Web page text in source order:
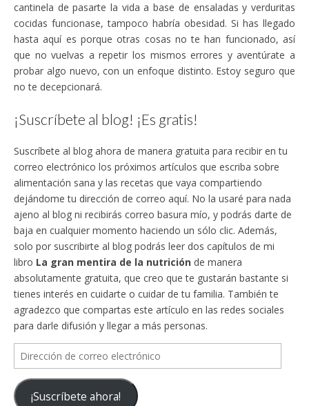
cantinela de pasarte la vida a base de ensaladas y verduritas
cocidas funcionase, tampoco habría obesidad. Si has llegado
hasta aquí es porque otras cosas no te han funcionado, así
que no vuelvas a repetir los mismos errores y aventúrate a
probar algo nuevo, con un enfoque distinto. Estoy seguro que
no te decepcionará.
¡Suscríbete al blog! ¡Es gratis!
Suscríbete al blog ahora de manera gratuita para recibir en tu
correo electrónico los próximos artículos que escriba sobre
alimentación sana y las recetas que vaya compartiendo
dejándome tu dirección de correo aquí. No la usaré para nada
ajeno al blog ni recibirás correo basura mío, y podrás darte de
baja en cualquier momento haciendo un sólo clic. Además,
solo por suscribirte al blog podrás leer dos capítulos de mi
libro La gran mentira de la nutrición de manera
absolutamente gratuita, que creo que te gustarán bastante si
tienes interés en cuidarte o cuidar de tu familia. También te
agradezco que compartas este artículo en las redes sociales
para darle difusión y llegar a más personas.
Dirección
de
correo
electrónico
¡Suscríbete ahora!